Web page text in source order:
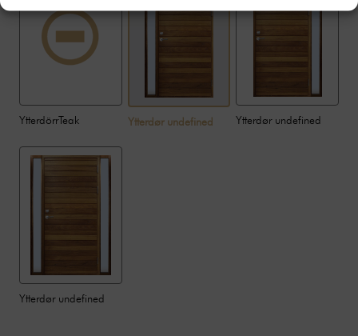
YtterdörrTeak Ytterdør undefined Ytterdør undefined
Ytterdør undefined